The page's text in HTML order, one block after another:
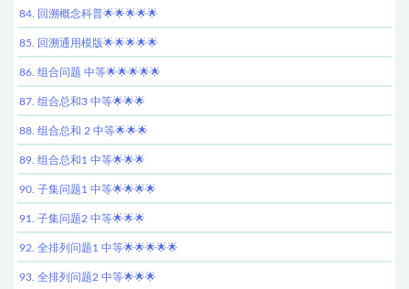
84. 回溯概念科普🌟🌟🌟🌟🌟
85. 回溯通用模版🌟🌟🌟🌟🌟
86. 组合问题 中等🌟🌟🌟🌟🌟
87. 组合总和3 中等🌟🌟🌟
88. 组合总和 2 中等🌟🌟🌟
89. 组合总和1 中等🌟🌟🌟
90. 子集问题1 中等🌟🌟🌟🌟
91. 子集问题2 中等🌟🌟🌟
92. 全排列问题1 中等🌟🌟🌟🌟🌟
93. 全排列问题2 中等🌟🌟🌟